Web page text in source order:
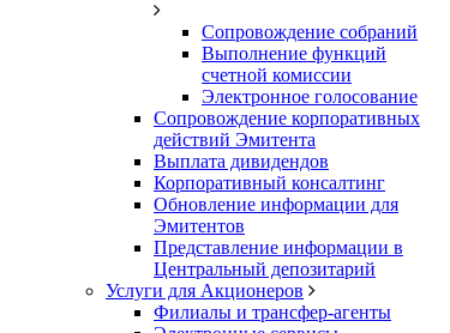
Сопровождение собраний
Выполнение функций
счетной комиссии
Электронное голосование
Сопровождение корпоративных
действий Эмитента
Выплата дивидендов
Корпоративный консалтинг
Обновление информации для
Эмитентов
Представление информации в
Центральный депозитарий
Услуги для Акционеров
Филиалы и трансфер-агенты